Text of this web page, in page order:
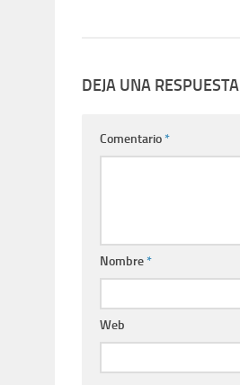
DEJA UNA RESPUESTA
Comentario*
Nombre*
Web